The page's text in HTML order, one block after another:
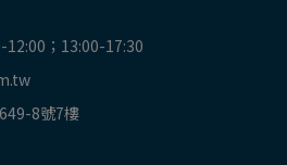
12:00；13:00-17:30
8號7樓